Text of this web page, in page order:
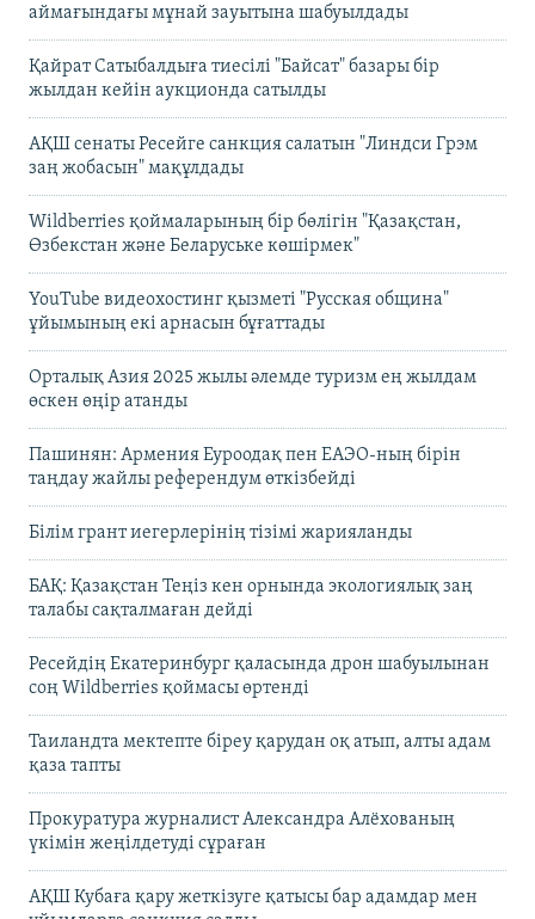
аймағындағы мұнай зауытына шабуылдады
Қайрат Сатыбалдыға тиесілі "Байсат" базары бір
жылдан кейін аукционда сатылды
АҚШ сенаты Ресейге санкция салатын "Линдси Грэм
заң жобасын" мақұлдады
Wildberries қоймаларының бір бөлігін "Қазақстан,
Өзбекстан және Беларуське көшірмек"
YouTube видеохостинг қызметі "Русская община"
ұйымының екі арнасын бұғаттады
Орталық Азия 2025 жылы әлемде туризм ең жылдам
өскен өңір атанды
Пашинян: Армения Еуроодақ пен ЕАЭО-ның бірін
таңдау жайлы референдум өткізбейді
Білім грант иегерлерінің тізімі жарияланды
БАҚ: Қазақстан Теңіз кен орнында экологиялық заң
талабы сақталмаған дейді
Ресейдің Екатеринбург қаласында дрон шабуылынан
соң Wildberries қоймасы өртенді
Таиландта мектепте біреу қарудан оқ атып, алты адам
қаза тапты
Прокуратура журналист Александра Алёхованың
үкімін жеңілдетуді сұраған
АҚШ Кубаға қару жеткізуге қатысы бар адамдар мен